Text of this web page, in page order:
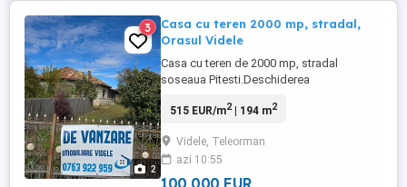
2
3
Casa cu teren 2000 mp, stradal,
Orasul Videle
Casa cu teren de 2000 mp, stradal
soseaua Pitesti.Deschiderea
dependinte (doua antreuri, bucatarie cu
construita de 106 mp, plus doua anexe
gospodaresti de 75 mp si 13 mp, langa
Spitaul Orasenesc Videle. Proprietetea
515 EUR/m2| 194 m2
Videle, Teleorman
azi 10:55
100 000 EUR